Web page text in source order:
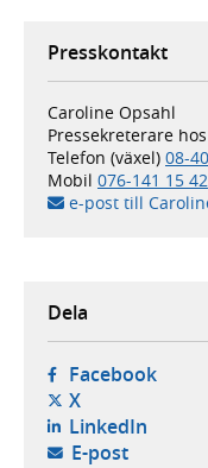
Presskontakt
Caroline Opsahl
Pressekreterare
Telefon (växel) 08-
Mobil 076-141 15 42
e-post till
Dela
Facebook-
X- öppnas i ny
LinkedIn-
E-post- öppnar